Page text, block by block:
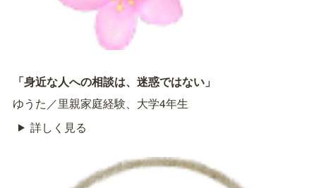
「身近な人への相談は、迷惑ではない」
ゆうた／里親家庭経験、大学4年生
詳しく見る